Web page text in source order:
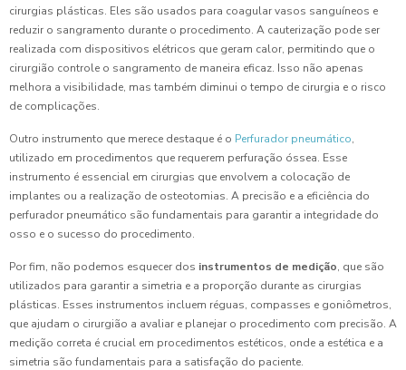
cirurgias plásticas. Eles são usados para coagular vasos sanguíneos e
reduzir o sangramento durante o procedimento. A cauterização pode ser
realizada com dispositivos elétricos que geram calor, permitindo que o
cirurgião controle o sangramento de maneira eficaz. Isso não apenas
melhora a visibilidade, mas também diminui o tempo de cirurgia e o risco
de complicações.
Outro instrumento que merece destaque é o Perfurador pneumático,
utilizado em procedimentos que requerem perfuração óssea. Esse
instrumento é essencial em cirurgias que envolvem a colocação de
implantes ou a realização de osteotomias. A precisão e a eficiência do
perfurador pneumático são fundamentais para garantir a integridade do
osso e o sucesso do procedimento.
Por fim, não podemos esquecer dos instrumentos de medição, que são
utilizados para garantir a simetria e a proporção durante as cirurgias
plásticas. Esses instrumentos incluem réguas, compasses e goniômetros,
que ajudam o cirurgião a avaliar e planejar o procedimento com precisão. A
medição correta é crucial em procedimentos estéticos, onde a estética e a
simetria são fundamentais para a satisfação do paciente.